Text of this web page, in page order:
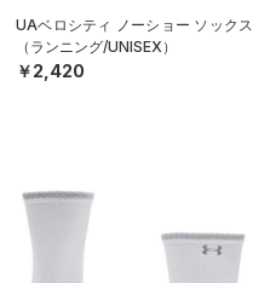
UAベロシティ ノーショー ソックス
（ランニング/UNISEX）
￥2,420